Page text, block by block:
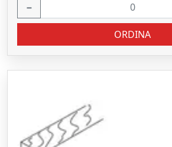
−
ORDINA